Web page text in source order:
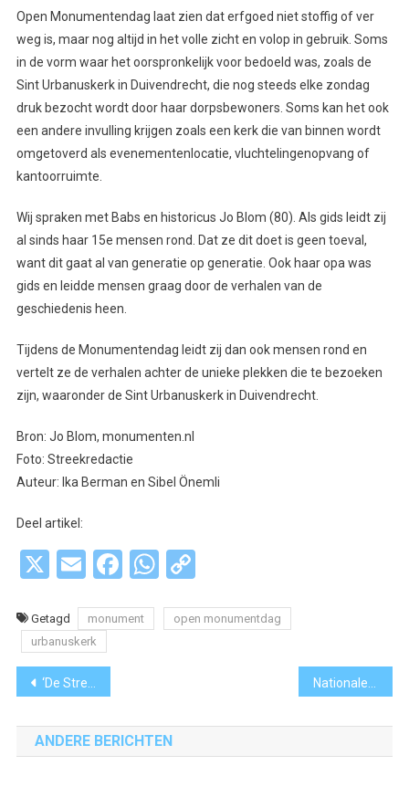
Open Monumentendag laat zien dat erfgoed niet stoffig of ver
weg is, maar nog altijd in het volle zicht en volop in gebruik. Soms
in de vorm waar het oorspronkelijk voor bedoeld was, zoals de
Sint Urbanuskerk in Duivendrecht, die nog steeds elke zondag
druk bezocht wordt door haar dorpsbewoners. Soms kan het ook
een andere invulling krijgen zoals een kerk die van binnen wordt
omgetoverd als evenementenlocatie, vluchtelingenopvang of
kantoorruimte.
Wij spraken met Babs en historicus Jo Blom (80). Als gids leidt zij
al sinds haar 15e mensen rond. Dat ze dit doet is geen toeval,
want dit gaat al van generatie op generatie. Ook haar opa was
gids en leidde mensen graag door de verhalen van de
geschiedenis heen.
Tijdens de Monumentendag leidt zij dan ook mensen rond en
vertelt ze de verhalen achter de unieke plekken die te bezoeken
zijn, waaronder de Sint Urbanuskerk in Duivendrecht.
Bron: Jo Blom, monumenten.nl
Foto: Streekredactie
Auteur: Ika Berman en Sibel Önemli
Deel artikel:
X EmailFacebook
WhatsApp
Copy
Getagd monument
open monumentdag
urbanuskerk
Bericht
navigatie
‘De Streek bruist: Aalsmeer viert feest’
ANDERE BERICHTEN